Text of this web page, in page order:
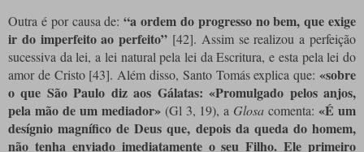
Outra é por causa de:“a ordem do progresso no bem, que exige
ir do imperfeito ao perfeito” [42]. Assim se realizou a perfeição
sucessiva da lei, a lei natural pela lei da Escritura, e esta pela lei do
amor de Cristo [43]. Além disso, Santo Tomás explica que:«sobre
o que São Paulo diz aos Gálatas: «Promulgado pelos anjos,
pela mão de um mediador»(Gl 3, 19), a Glosa comenta:«É um
desígnio magnífico de Deus que, depois da queda do homem,
não tenha enviado imediatamente o seu Filho. Ele primeiro